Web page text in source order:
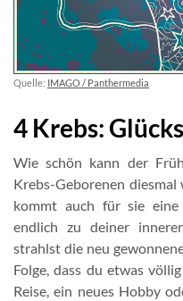
Quelle: IMAGO / Panthermedia
4 Krebs:
Wie schön kann der
Krebs-Geborenen
kommt auch für sie eine
endlich zu deiner
strahlst die neu
Folge, dass du etwas
Reise, ein neues Hobby